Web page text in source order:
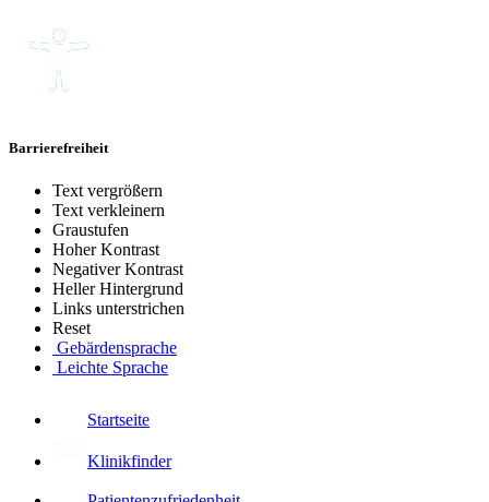
Barrierefreiheit
Text vergrößern
Text verkleinern
Graustufen
Hoher Kontrast
Negativer Kontrast
Heller Hintergrund
Links unterstrichen
Reset
Gebärdensprache
Leichte Sprache
Startseite
Klinikfinder